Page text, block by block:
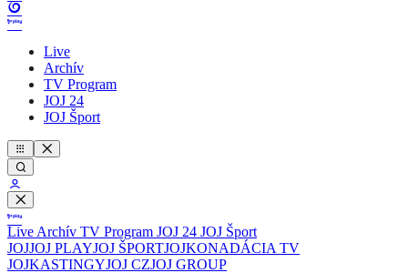
Live
Archív
TV Program
JOJ 24
JOJ Šport
Live Archív TV Program JOJ 24 JOJ Šport
JOJJOJ PLAYJOJ ŠPORTJOJKONADÁCIA TV
JOJKASTINGYJOJ CZJOJ GROUP